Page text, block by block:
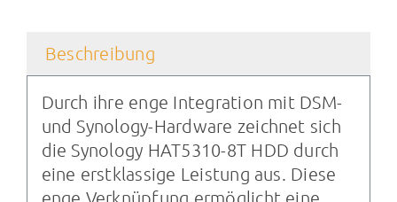
Beschreibung
Durch ihre enge Integration mit DSM-
und Synology-Hardware zeichnet sich
die Synology HAT5310-8T HDD durch
eine erstklassige Leistung aus. Diese
enge Verknüpfung ermöglicht eine